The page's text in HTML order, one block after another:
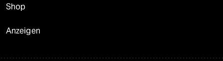
Shop
Anzeigen